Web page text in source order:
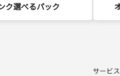
ク選べるパック
サービ